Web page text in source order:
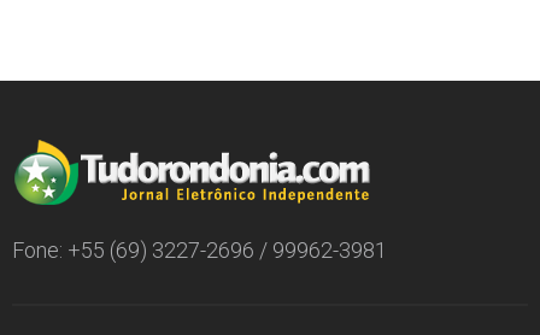
Fone: +55 (69) 3227-2696 / 99962-3981